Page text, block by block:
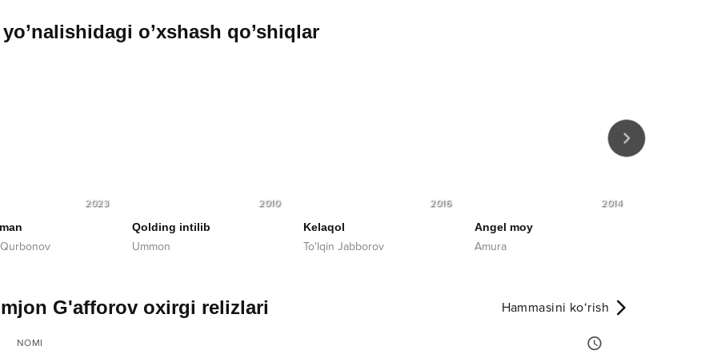
yo’nalishidagi o’xshash qo’shiqlar
2023 2010
Qolding intilib
Ummon
2016
Kelaqol
To'lqin Jabborov
2014
Angel moy
Amura
G'afforov oxirgi relizlari Hammasini ko‘rish
NOMI